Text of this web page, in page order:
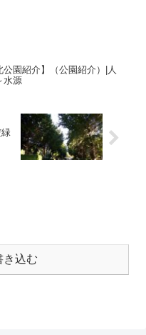
公園紹介】（公園紹介）|人
水源
緑
き込む